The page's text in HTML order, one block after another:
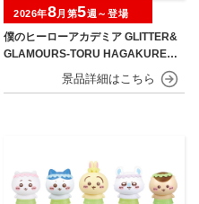
僕のヒーローアカデミア GLITTER&
GLAMOURS-TORU HAGAKURE＆
MINA ASHIDO-
2026年8月第5週～登場